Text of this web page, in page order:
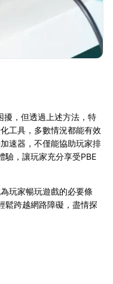
擾，但透過上述方法，特
工具，多數情況都能有效
速器，不僅能協助玩家排
驗，讓玩家充分享受PBE
玩家暢玩遊戲的必要條
鬆跨越網路障礙，盡情探